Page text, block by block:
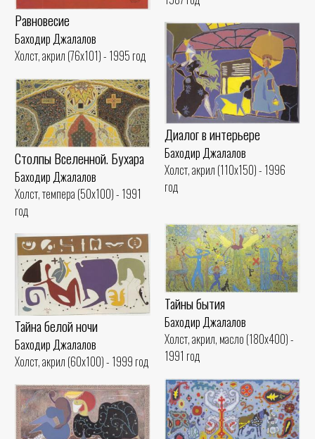
Равновесие
Баходир Джалалов
Холст, акрил (76x101) - 1995 год
Диалог в интерьере
Баходир Джалалов
Холст, акрил (110x150) - 1996
год
Столпы Вселенной. Бухара
Баходир Джалалов
Холст, темпера (50x100) - 1991
год
Тайны бытия
Баходир Джалалов
Холст, акрил, масло (180x400) -
1991 год
Тайна белой ночи
Баходир Джалалов
Холст, акрил (60x100) - 1999 год